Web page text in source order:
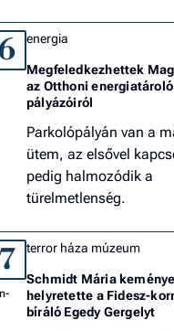
energia
Megfeledkezhettek
az Otthoni
pályázóiról
Parkolópályán van a
ütem, az elsővel
pedig halmozódik a
türelmetlenség.
7 terror háza múzeum
Schmidt Mária
helyretette a Fidesz-
bíráló Egedy Gergelyt